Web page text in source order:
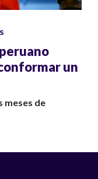
un
meses de